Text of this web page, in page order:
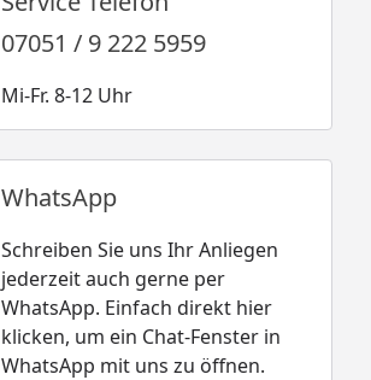
07051 / 9 222 5959
Mi-Fr. 8-12 Uhr
WhatsApp
Schreiben Sie uns Ihr Anliegen
jederzeit auch gerne per
WhatsApp. Einfach direkt hier
klicken, um ein Chat-Fenster in
WhatsApp mit uns zu öffnen.